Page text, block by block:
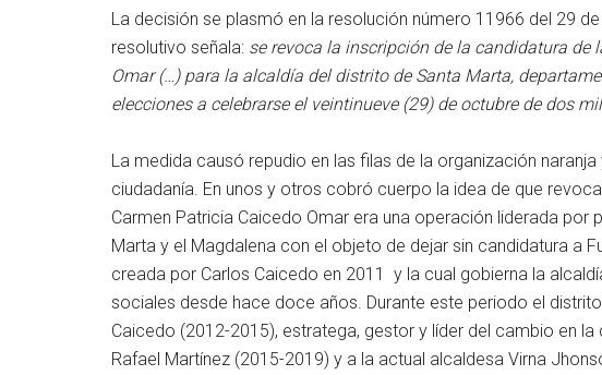
La decisión se plasmó en la resolución número 11966 del 29
resolutivo señala: se revoca la inscripción de la candidatura de
Omar (…) para la alcaldía del distrito de Santa Marta,
elecciones a celebrarse el veintinueve (29) de octubre de dos
La medida causó repudio en las filas de la organización
ciudadanía. En unos y otros cobró cuerpo la idea de que
Carmen Patricia Caicedo Omar era una operación liderada
Marta y el Magdalena con el objeto de dejar sin candidatura a
creada por Carlos Caicedo en 2011 y la cual gobierna la
sociales desde hace doce años. Durante este periodo el
Caicedo (2012-2015), estratega, gestor y líder del cambio en
Rafael Martínez (2015-2019) y a la actual alcaldesa Virna